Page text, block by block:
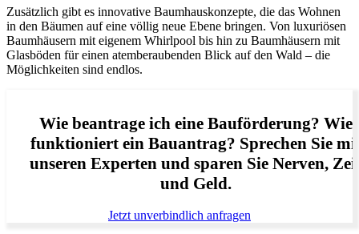
Zusätzlich gibt es innovative Baumhauskonzepte, die das Wohnen
in den Bäumen auf eine völlig neue Ebene bringen. Von luxuriösen
Baumhäusern mit eigenem Whirlpool bis hin zu Baumhäusern mit
Glasböden für einen atemberaubenden Blick auf den Wald – die
Möglichkeiten sind endlos.
Wie beantrage ich eine Bauförderung? Wie
funktioniert ein Bauantrag? Sprechen Sie
unseren Experten und sparen Sie Nerven,
und Geld.
Jetzt unverbindlich anfragen